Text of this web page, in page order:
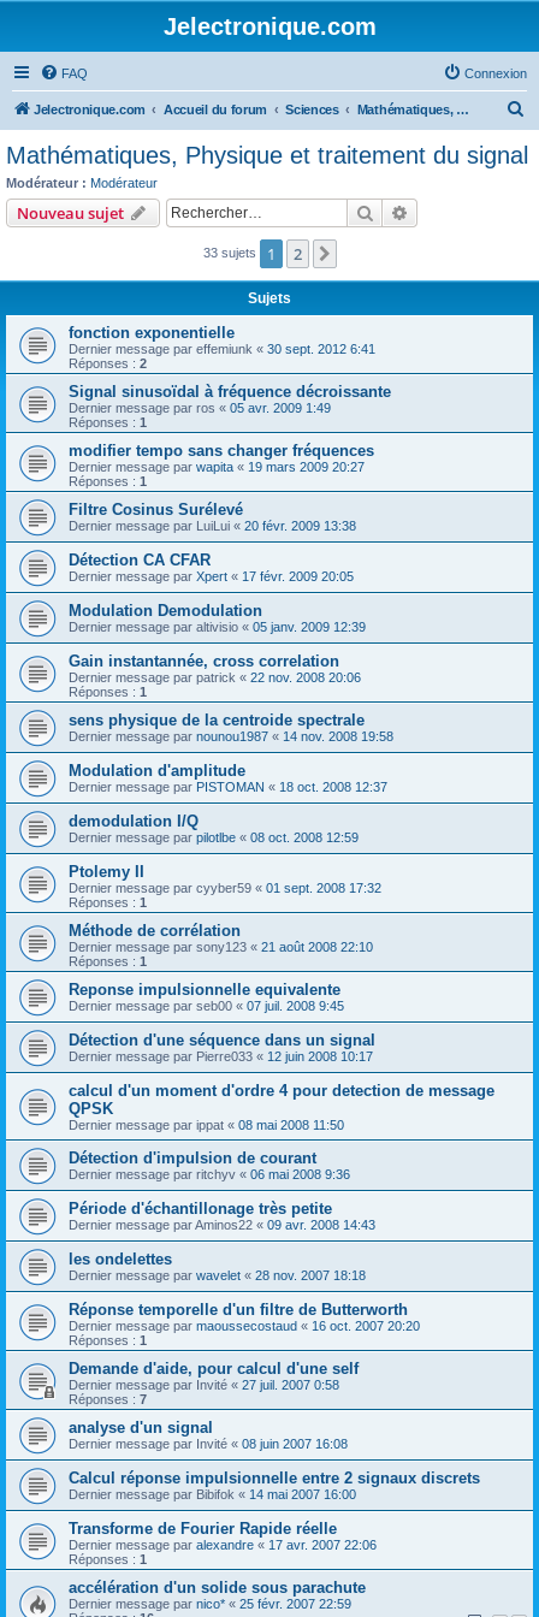
Jelectronique.com
FAQ Connexion
Jelectronique.com Accueil du forum Sciences Mathématiques, Physique et traitement du signal
c
c
Mathématiques, Physique et traitement du signal
Modérateur : Modérateur
Nouveau sujet Rechercher
33 sujets 1 2
Sujets
fonction exponentielle
Dernier message par effemiunk « 30 sept. 2012 6:41
Réponses : 2
Signal sinusoïdal à fréquence décroissante
Dernier message par ros « 05 avr. 2009 1:49
Réponses : 1
modifier tempo sans changer fréquences
Dernier message par wapita « 19 mars 2009 20:27
Réponses : 1
Filtre Cosinus Surélevé
Dernier message par LuiLui « 20 févr. 2009 13:38
Détection CA CFAR
Dernier message par Xpert « 17 févr. 2009 20:05
Modulation Demodulation
Dernier message par altivisio « 05 janv. 2009 12:39
Gain instantannée, cross correlation
Dernier message par patrick « 22 nov. 2008 20:06
Réponses : 1
sens physique de la centroide spectrale
Dernier message par nounou1987 « 14 nov. 2008 19:58
Modulation d'amplitude
Dernier message par PISTOMAN « 18 oct. 2008 12:37
demodulation I/Q
Dernier message par pilotlbe « 08 oct. 2008 12:59
Ptolemy II
Dernier message par cyyber59 « 01 sept. 2008 17:32
Réponses : 1
Méthode de corrélation
Dernier message par sony123 « 21 août 2008 22:10
Réponses : 1
Reponse impulsionnelle equivalente
Dernier message par seb00 « 07 juil. 2008 9:45
Détection d'une séquence dans un signal
Dernier message par Pierre033 « 12 juin 2008 10:17
calcul d'un moment d'ordre 4 pour detection de message
QPSK
Dernier message par ippat « 08 mai 2008 11:50
Détection d'impulsion de courant
Dernier message par ritchyv « 06 mai 2008 9:36
Période d'échantillonage très petite
Dernier message parAminos22 « 09 avr. 2008 14:43
les ondelettes
Dernier message par wavelet « 28 nov. 2007 18:18
Réponse temporelle d'un filtre de Butterworth
Dernier message par maoussecostaud « 16 oct. 2007 20:20
Réponses : 1
Demande d'aide, pour calcul d'une self
Dernier message par Invité « 27 juil. 2007 0:58
Réponses : 7
analyse d'un signal
Dernier message par Invité « 08 juin 2007 16:08
Calcul réponse impulsionnelle entre 2 signaux discrets
Dernier message par Bibifok « 14 mai 2007 16:00
Transforme de Fourier Rapide réelle
Dernier message par alexandre « 17 avr. 2007 22:06
Réponses : 1
accélération d'un solide sous parachute
Dernier message par nico* « 25 févr. 2007 22:59